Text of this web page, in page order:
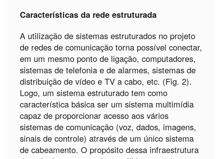
Características da rede estruturada
A utilização de sistemas estruturados no projeto
de redes de comunicação torna possível conectar,
em um mesmo ponto de ligação, computadores,
sistemas de telefonia e de alarmes, sistemas de
distribuição de vídeo e TV a cabo, etc. (Fig. 2).
Logo, um sistema estruturado tem como
característica básica ser um sistema multimídia
capaz de proporcionar acesso aos vários
sistemas de comunicação (voz, dados, imagens,
sinais de controle) através de um único sistema
de cabeamento. O propósito dessa infraestrutura